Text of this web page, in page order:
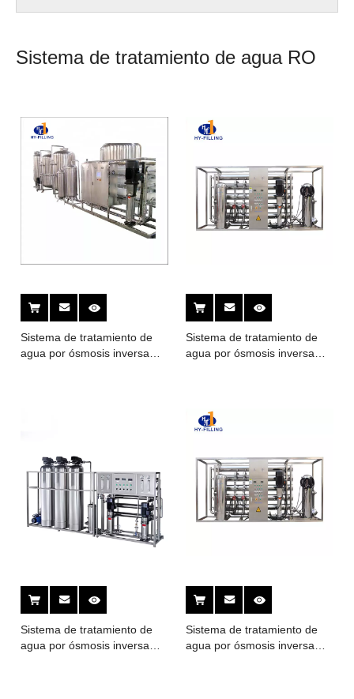
Sistema de tratamiento de agua RO
Sistema de tratamiento de
agua por ósmosis inversa
Sistema de tratamiento de
agua por ósmosis inversa
Sistema de tratamiento de
agua por ósmosis inversa
Sistema de tratamiento de
agua por ósmosis inversa